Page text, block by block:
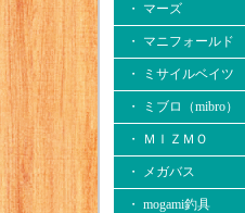
・ マーズ
・ マニフォールド
・ ミサイルベイツ
・ ミブロ（mibro）
・ ＭＩＺＭＯ
・ メガバス
・ mogami釣具